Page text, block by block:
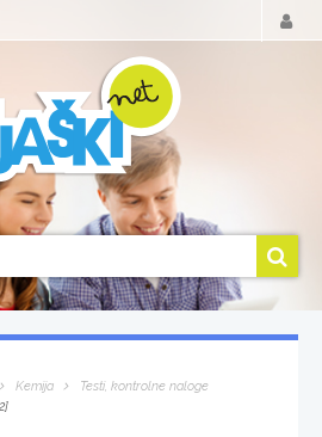
Kemija
Testi, kontrolne naloge